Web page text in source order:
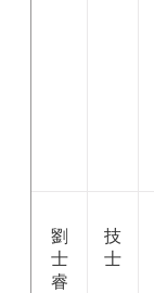
劉
士
睿
技
士